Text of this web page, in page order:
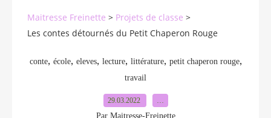
Maitresse Freinette > Projets de classe >
Les contes détournés du Petit Chaperon Rouge
conte, école, eleves, lecture, littérature, petit chaperon rouge,
travail
29.03.2022
Par Maitresse-Freinette